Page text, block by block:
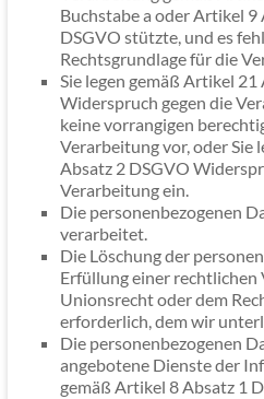
Buchstabe a oder Artikel 9
DSGVO stützte, und es
Rechtsgrundlage für die
Sie legen gemäß Artikel 21
Widerspruch gegen die
keine vorrangigen
Verarbeitung vor, oder Sie
Absatz 2 DSGVO
Verarbeitung ein.
Die personenbezogenen
verarbeitet.
Die Löschung der
Erfüllung einer
Unionsrecht oder dem
erforderlich, dem wir
Die personenbezogenen
angebotene Dienste der
gemäß Artikel 8 Absatz 1